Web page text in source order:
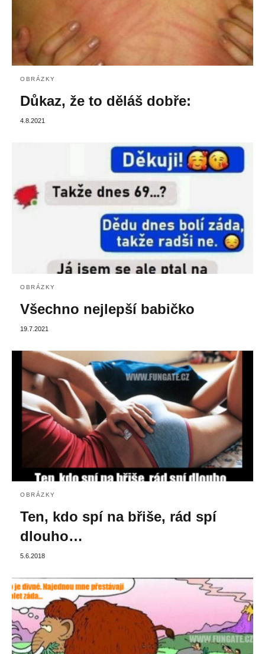
OBRÁZKY
Důkaz, že to děláš dobře:
4.8.2021
OBRÁZKY
Všechno nejlepší babičko
19.7.2021
OBRÁZKY
Ten, kdo spí na břiše, rád spí
dlouho…
5.6.2018